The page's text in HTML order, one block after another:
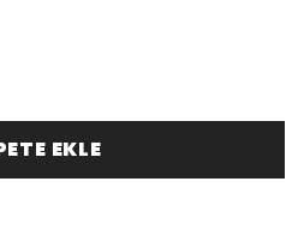
EKLE